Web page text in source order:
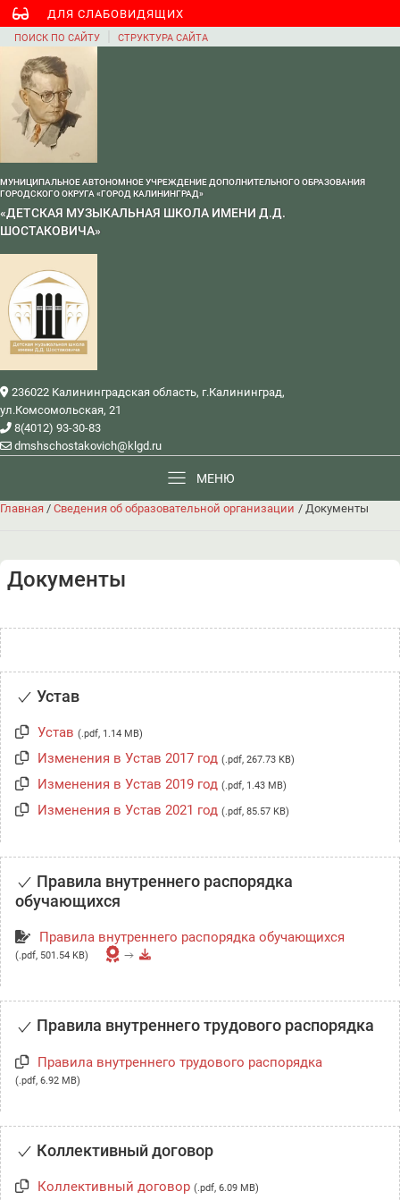
ПОИСК ПО САЙТУ СТРУКТУРА САЙТА
ДЛЯ СЛАБОВИДЯЩИХ
МУНИЦИПАЛЬНОЕ АВТОНОМНОЕ УЧРЕЖДЕНИЕ ДОПОЛНИТЕЛЬНОГО ОБРАЗОВАНИЯ
ГОРОДСКОГО ОКРУГА «ГОРОД КАЛИНИНГРАД»
«ДЕТСКАЯ МУЗЫКАЛЬНАЯ ШКОЛА ИМЕНИ Д.Д.
ШОСТАКОВИЧА»
236022 Калининградская область, г.Калининград,
ул.Комсомольская, 21
8(4012) 93-30-83
dmshschostakovich@klgd.ru
МЕНЮ
Главная / Сведения об образовательной организации / Документы
Документы
Устав
Устав (.pdf, 1.14 MB)
Изменения в Устав 2017 год (.pdf, 267.73 KB)
Изменения в Устав 2019 год (.pdf, 1.43 MB)
Изменения в Устав 2021 год (.pdf, 85.57 KB)
Правила внутреннего распорядка
обучающихся
Правила внутреннего распорядка обучающихся
(.pdf, 501.54 KB)
Правила внутреннего трудового распорядка
Правила внутреннего трудового распорядка
(.pdf, 6.92 MB)
Коллективный договор
Коллективный договор (.pdf, 6.09 MB)